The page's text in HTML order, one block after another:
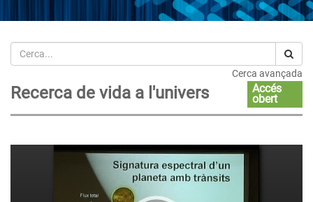
Cerca
Cerca avançada
Recerca de vida a l'univers
Accés
obert